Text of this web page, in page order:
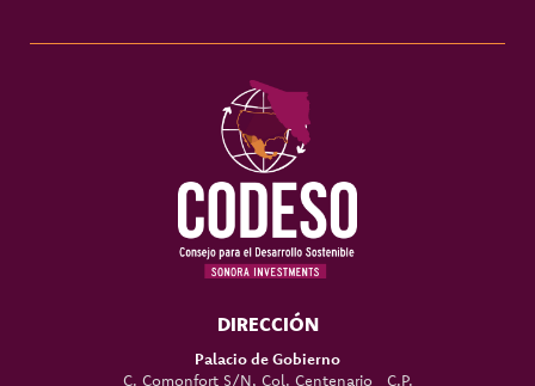
DIRECCIÓN
Palacio de Gobierno
C. Comonfort S/N, Col. Centenario C.P.